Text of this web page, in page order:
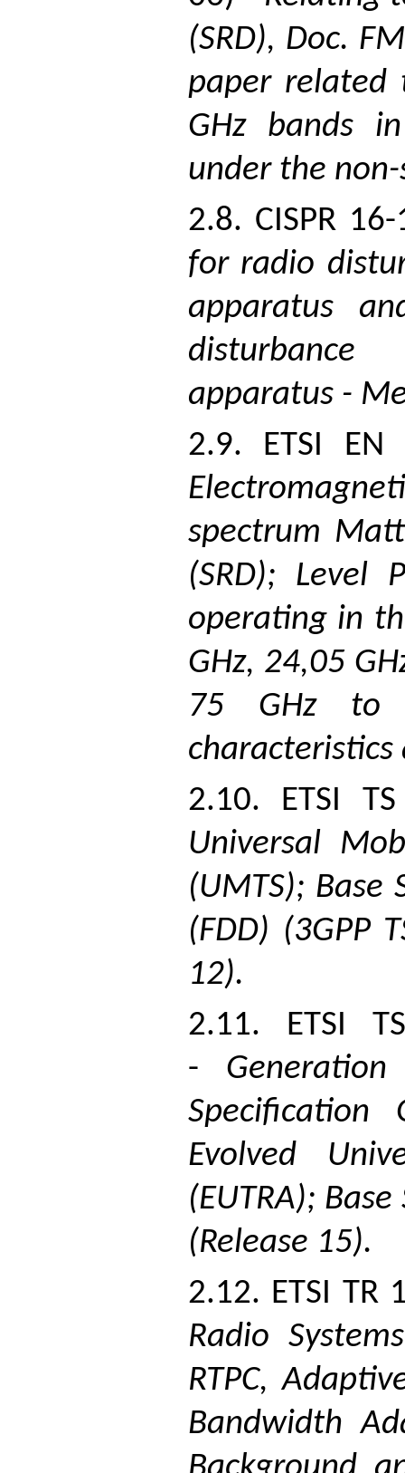
(SRD), Doc.
paper related
GHz bands
under the
2.8. CISPR
for radio
apparatus
apparatus -
2.9. ETSI
spectrum
(SRD); Level
operating in
GHz, 24,05
75 GHz to
2.10. ETSI
Universal
(UMTS); Base
(FDD) (3GPP
12).
2.11. ETSI
-
Specification
Evolved
(EUTRA);
(Release 15).
2.12. ETSI
Radio
RTPC,
Bandwidth